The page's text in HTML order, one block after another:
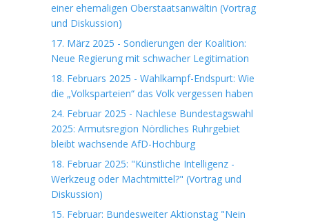
einer ehemaligen Oberstaatsanwältin (Vortrag
und Diskussion)
17. März 2025 - Sondierungen der Koalition:
Neue Regierung mit schwacher Legitimation
18. Februars 2025 - Wahlkampf-Endspurt: Wie
die „Volksparteien“ das Volk vergessen haben
24. Februar 2025 - Nachlese Bundestagswahl
2025: Armutsregion Nördliches Ruhrgebiet
bleibt wachsende AfD-Hochburg
18. Februar 2025: "Künstliche Intelligenz -
Werkzeug oder Machtmittel?" (Vortrag und
Diskussion)
15. Februar: Bundesweiter Aktionstag "Nein